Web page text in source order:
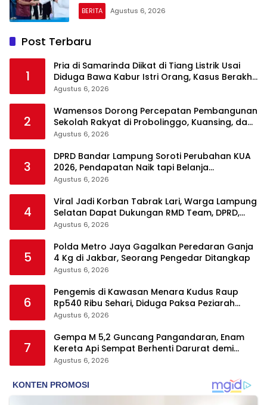
BERITA Agustus 6, 2026
Post Terbaru
1
Pria di Samarinda Diikat di Tiang Listrik Usai
Diduga Bawa Kabur Istri Orang, Kasus Berakhir
Damai
Agustus 6, 2026
2
Wamensos Dorong Percepatan Pembangunan
Sekolah Rakyat di Probolinggo, Kuansing, dan
Polewali Mandar
Agustus 6, 2026
3
DPRD Bandar Lampung Soroti Perubahan KUA
2026, Pendapatan Naik tapi Belanja
Pembangunan Dipangkas
Agustus 6, 2026
4
Viral Jadi Korban Tabrak Lari, Warga Lampung
Selatan Dapat Dukungan RMD Team, DPRD,
dan Influencer
Agustus 6, 2026
5
Polda Metro Jaya Gagalkan Peredaran Ganja
4 Kg di Jakbar, Seorang Pengedar Ditangkap
Agustus 6, 2026
6
Pengemis di Kawasan Menara Kudus Raup
Rp540 Ribu Sehari, Diduga Paksa Peziarah
hingga Tarik Baju
Agustus 6, 2026
7
Gempa M 5,2 Guncang Pangandaran, Enam
Kereta Api Sempat Berhenti Darurat demi
Keselamatan
Agustus 6, 2026